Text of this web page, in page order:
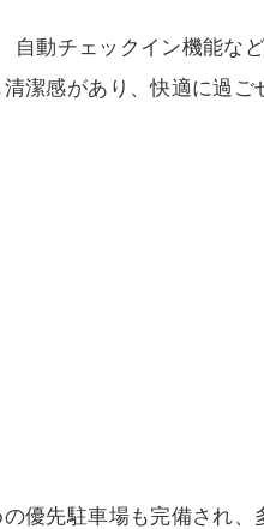
動チェックイン機能な
潔感があり、快適に過ご
優先駐車場も完備され、